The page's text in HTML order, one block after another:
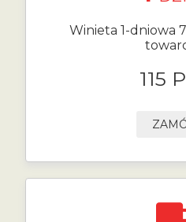
Winieta 1-dniowa
115